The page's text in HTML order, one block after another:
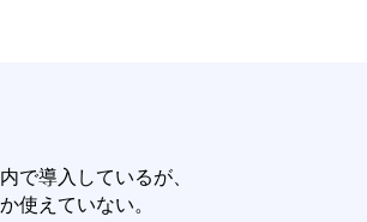
で導入しているが、
使えていない。